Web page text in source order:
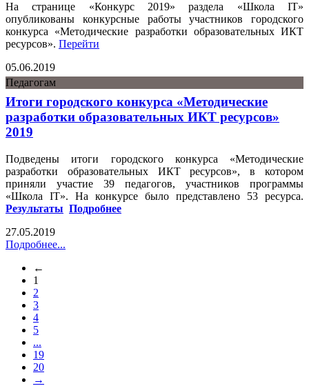
На странице «Конкурс 2019» раздела «Школа IT»
опубликованы конкурсные работы участников городского
конкурса «Методические разработки образовательных ИКТ
ресурсов». Перейти
05.06.2019
Педагогам
Итоги городского конкурса «Методические
разработки образовательных ИКТ ресурсов»
2019
Подведены итоги городского конкурса «Методические
разработки образовательных ИКТ ресурсов», в котором
приняли участие 39 педагогов, участников программы
«Школа IT». На конкурсе было представлено 53 ресурса.
Результаты Подробнее
27.05.2019
Подробнее...
←
1
2
3
4
5
...
19
20
→